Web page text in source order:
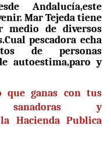
Andalucía,este
Mar Tejeda tiene
de diversos
pescadora echa
de personas
autoestima,paro y
que ganas con tus
sanadoras y
Hacienda Publica